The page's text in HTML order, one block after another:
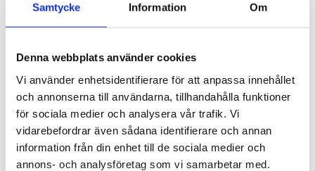
Samtycke Information Om
Denna webbplats använder cookies
Vi använder enhetsidentifierare för att anpassa innehållet
och annonserna till användarna, tillhandahålla funktioner
för sociala medier och analysera vår trafik. Vi
vidarebefordrar även sådana identifierare och annan
information från din enhet till de sociala medier och
annons- och analysföretag som vi samarbetar med.
SPECIFIKATIONER
Artikelnummer
117838
Mått
50x50 cm
Material
Linne